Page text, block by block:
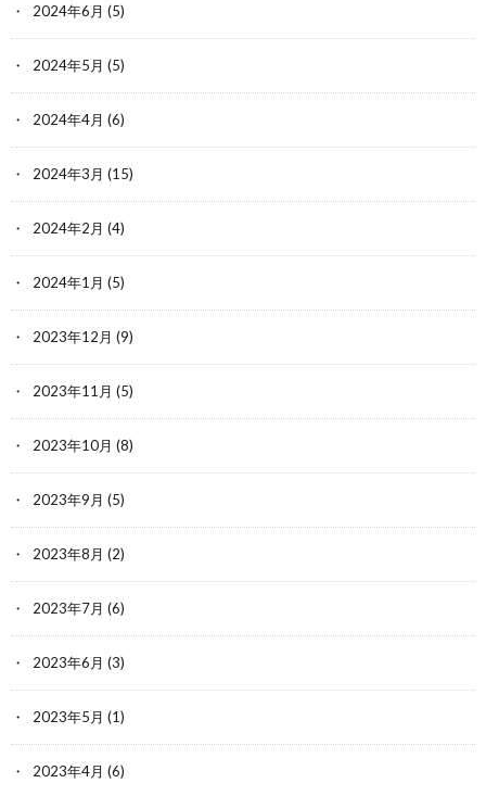
2024年6月 (5)
2024年5月 (5)
2024年4月 (6)
2024年3月 (15)
2024年2月 (4)
2024年1月 (5)
2023年12月 (9)
2023年11月 (5)
2023年10月 (8)
2023年9月 (5)
2023年8月 (2)
2023年7月 (6)
2023年6月 (3)
2023年5月 (1)
2023年4月 (6)